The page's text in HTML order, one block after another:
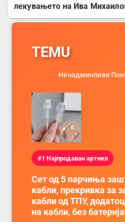
лекувањето на Ива
TEMU
Ненадминливи
#1 Најпродаван артикл
Сет од 5 парчиња
кабли, прекривка за
кабли од ТПУ,
на кабли, без